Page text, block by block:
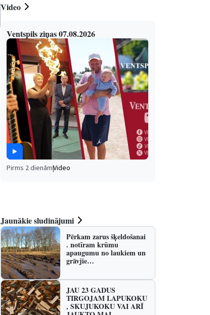
Video
Ventspils ziņas 07.08.2026
Pirms 2 dienām|Video
Jaunākie sludinājumi
Pērkam zarus šķeldošanai
. notīram krūmu
apaugumu no laukiem un
grāvjie…
JAU 23 GADUS
TIRGOJAM LAPUKOKU
, SKUJUKOKU VAI ARĪ